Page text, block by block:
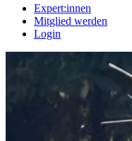
Expert:innen
Mitglied werden
Login